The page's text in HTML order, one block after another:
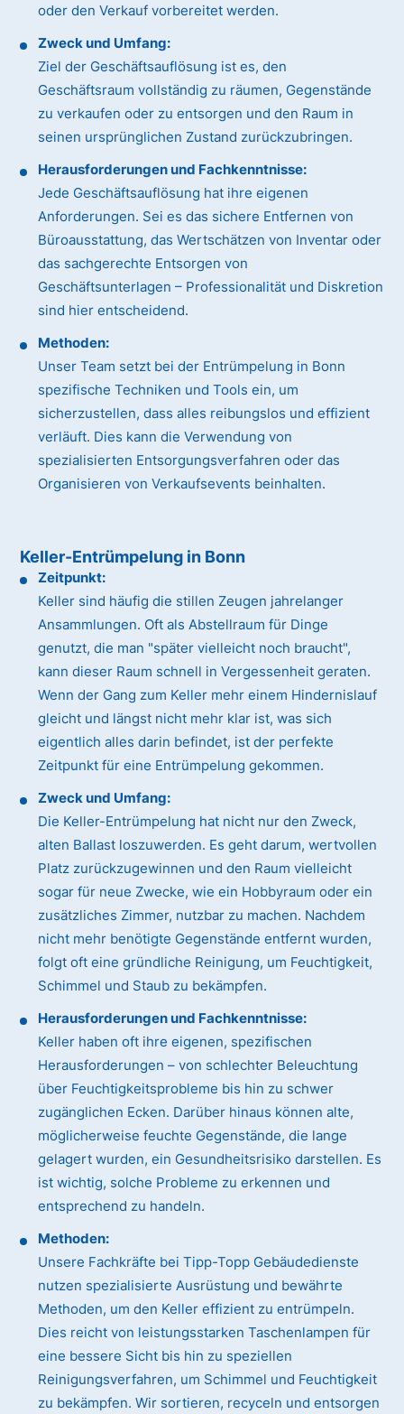
oder den Verkauf vorbereitet werden.
Zweck und Umfang:
Ziel der Geschäftsauflösung ist es, den
Geschäftsraum vollständig zu räumen, Gegenstände
zu verkaufen oder zu entsorgen und den Raum in
seinen ursprünglichen Zustand zurückzubringen.
Herausforderungen und Fachkenntnisse:
Jede Geschäftsauflösung hat ihre eigenen
Anforderungen. Sei es das sichere Entfernen von
Büroausstattung, das Wertschätzen von Inventar oder
das sachgerechte Entsorgen von
Geschäftsunterlagen – Professionalität und Diskretion
sind hier entscheidend.
Methoden:
Unser Team setzt bei der Entrümpelung in Bonn
spezifische Techniken und Tools ein, um
sicherzustellen, dass alles reibungslos und effizient
verläuft. Dies kann die Verwendung von
spezialisierten Entsorgungsverfahren oder das
Organisieren von Verkaufsevents beinhalten.
Keller-Entrümpelung in Bonn
Zeitpunkt:
Keller sind häufig die stillen Zeugen jahrelanger
Ansammlungen. Oft als Abstellraum für Dinge
genutzt, die man "später vielleicht noch braucht",
kann dieser Raum schnell in Vergessenheit geraten.
Wenn der Gang zum Keller mehr einem Hindernislauf
gleicht und längst nicht mehr klar ist, was sich
eigentlich alles darin befindet, ist der perfekte
Zeitpunkt für eine Entrümpelung gekommen.
Zweck und Umfang:
Die Keller-Entrümpelung hat nicht nur den Zweck,
alten Ballast loszuwerden. Es geht darum, wertvollen
Platz zurückzugewinnen und den Raum vielleicht
sogar für neue Zwecke, wie ein Hobbyraum oder ein
zusätzliches Zimmer, nutzbar zu machen. Nachdem
nicht mehr benötigte Gegenstände entfernt wurden,
folgt oft eine gründliche Reinigung, um Feuchtigkeit,
Schimmel und Staub zu bekämpfen.
Herausforderungen und Fachkenntnisse:
Keller haben oft ihre eigenen, spezifischen
Herausforderungen – von schlechter Beleuchtung
über Feuchtigkeitsprobleme bis hin zu schwer
zugänglichen Ecken. Darüber hinaus können alte,
möglicherweise feuchte Gegenstände, die lange
gelagert wurden, ein Gesundheitsrisiko darstellen. Es
ist wichtig, solche Probleme zu erkennen und
entsprechend zu handeln.
Methoden:
Unsere Fachkräfte bei Tipp-Topp Gebäudedienste
nutzen spezialisierte Ausrüstung und bewährte
Methoden, um den Keller effizient zu entrümpeln.
Dies reicht von leistungsstarken Taschenlampen für
eine bessere Sicht bis hin zu speziellen
Reinigungsverfahren, um Schimmel und Feuchtigkeit
zu bekämpfen. Wir sortieren, recyceln und entsorgen